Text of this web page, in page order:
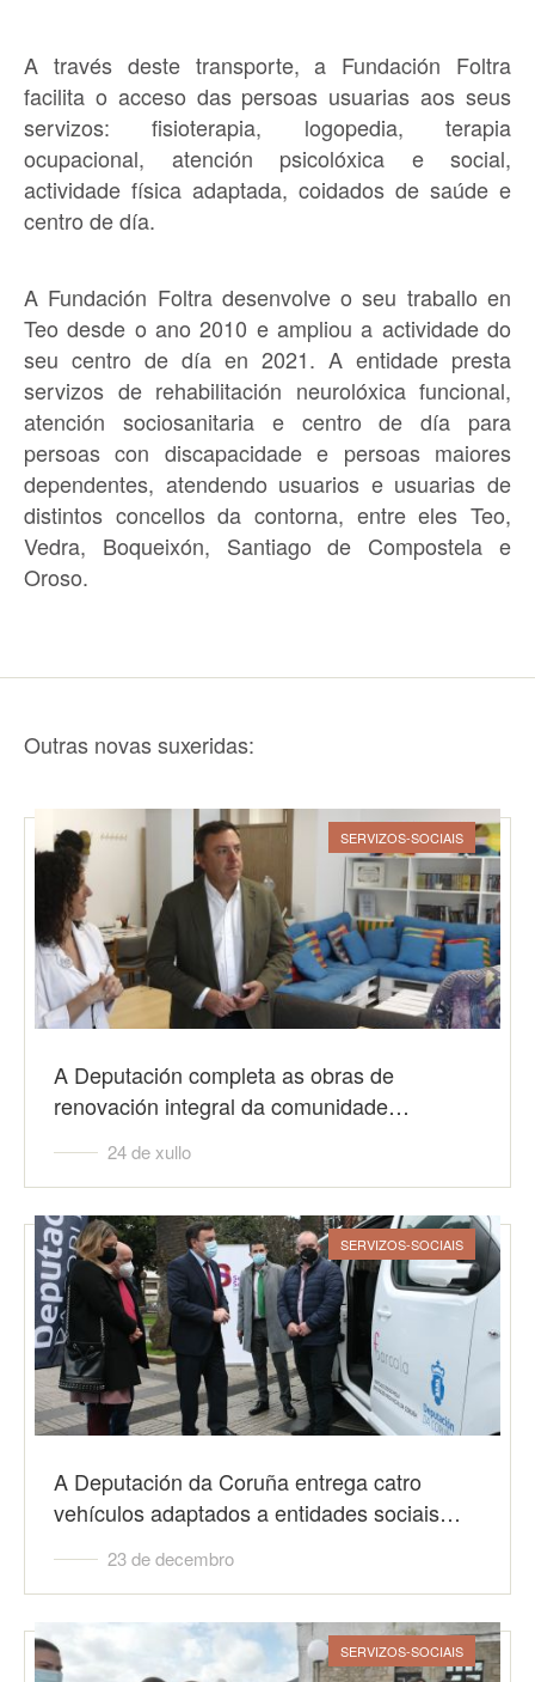
A través deste transporte, a Fundación Foltra
facilita o acceso das persoas usuarias aos seus
servizos: fisioterapia, logopedia, terapia
ocupacional, atención psicolóxica e social,
actividade física adaptada, coidados de saúde e
centro de día.
A Fundación Foltra desenvolve o seu traballo en
Teo desde o ano 2010 e ampliou a actividade do
seu centro de día en 2021. A entidade presta
servizos de rehabilitación neurolóxica funcional,
atención sociosanitaria e centro de día para
persoas con discapacidade e persoas maiores
dependentes, atendendo usuarios e usuarias de
distintos concellos da contorna, entre eles Teo,
Vedra, Boqueixón, Santiago de Compostela e
Oroso.
Outras novas suxeridas:
SERVIZOS-SOCIAIS
A Deputación completa as obras de
renovación integral da comunidade…
24 de xullo
SERVIZOS-SOCIAIS
A Deputación da Coruña entrega catro
vehículos adaptados a entidades sociais…
23 de decembro
SERVIZOS-SOCIAIS